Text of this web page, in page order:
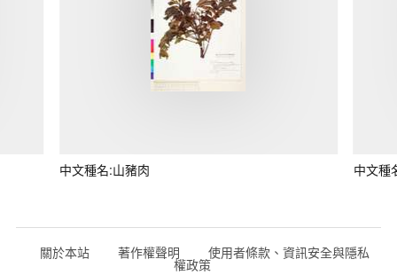
中文種名:山豬肉 中文種
關於本站 著作權聲明 使用者條款、資訊安全與隱私
權政策